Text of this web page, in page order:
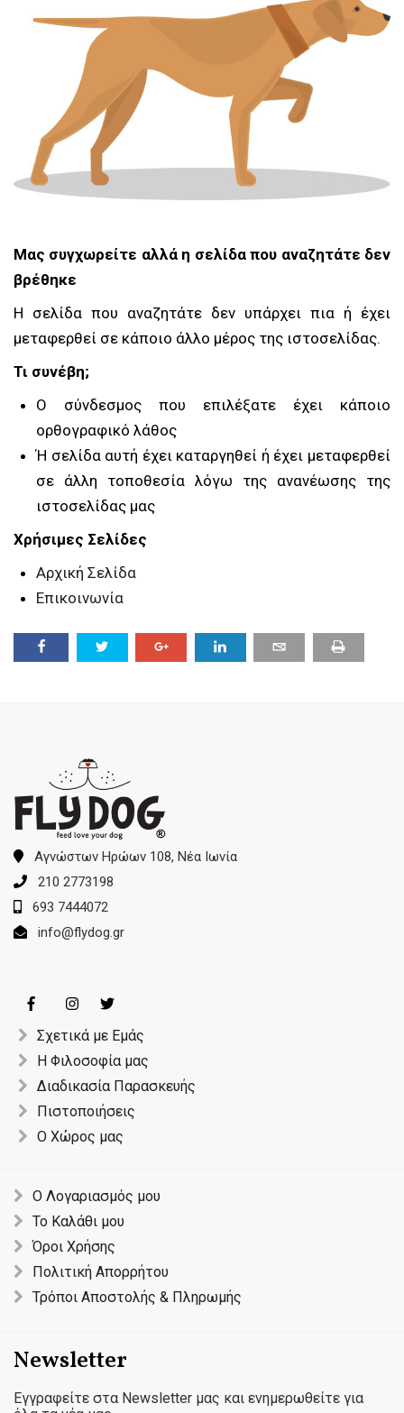
Μας συγχωρείτε αλλά η σελίδα που αναζητάτε δεν
βρέθηκε
Η σελίδα που αναζητάτε δεν υπάρχει πια ή έχει
μεταφερθεί σε κάποιο άλλο μέρος της ιστοσελίδας.
Τι συνέβη;
O σύνδεσμος που επιλέξατε έχει κάποιο
ορθογραφικό λάθος
Ή σελίδα αυτή έχει καταργηθεί ή έχει μεταφερθεί
σε άλλη τοποθεσία λόγω της ανανέωσης της
ιστοσελίδας μας
Χρήσιμες Σελίδες
Αρχική Σελίδα
Επικοινωνία
Αγνώστων Ηρώων 108, Νέα Ιωνία
210 2773198
693 7444072
info@flydog.gr
Σχετικά με Εμάς
Η Φιλοσοφία μας
Διαδικασία Παρασκευής
Πιστοποιήσεις
Ο Χώρος μας
Ο Λογαριασμός μου
Το Καλάθι μου
Όροι Χρήσης
Πολιτική Απορρήτου
Τρόποι Αποστολής & Πληρωμής
Newsletter
Εγγραφείτε στα Newsletter μας και ενημερωθείτε για